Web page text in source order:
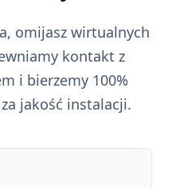
omijasz wirtualnych
kontakt z
i bierzemy 100%
jakość instalacji.